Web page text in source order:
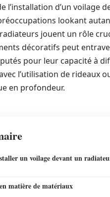
l’installation d’un
lookant
jouent un rôle
décoratifs peut
pour leur capacité à
l’utilisation de rideaux
en profondeur.
un voilage devant un
matière de matériaux